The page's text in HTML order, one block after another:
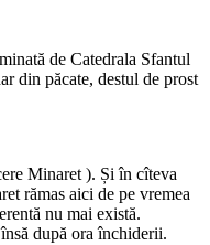
de Catedrala Sfantul
din păcate, destul de prost
Minaret ). Și în cîteva
rămas aici de pe vremea
nu mai există.
după ora închiderii.